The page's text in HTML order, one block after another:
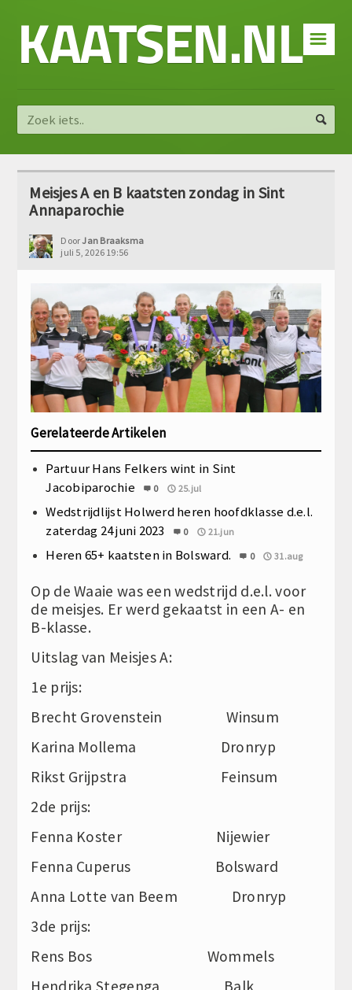
☰
KAATSEN.NL
Meisjes A en B kaatsten zondag in Sint
Annaparochie
DoorJan Braaksma
juli 5, 2026 19:56
Gerelateerde Artikelen
Partuur Hans Felkers wint in Sint
Jacobiparochie
0 25.jul
Wedstrijdlijst Holwerd heren hoofdklasse d.e.l.
zaterdag 24 juni 2023
0 21.jun
Heren 65+ kaatsten in Bolsward. 0 31.aug
Op de Waaie was een wedstrijd d.e.l. voor
de meisjes. Er werd gekaatst in een A- en
B-klasse.
Uitslag van Meisjes A:
1e prijs:
Brecht Grovenstein Winsum
Karina Mollema Dronryp
Rikst Grijpstra Feinsum
2de prijs:
Fenna Koster Nijewier
Fenna Cuperus Bolsward
Anna Lotte van Beem Dronryp
3de prijs:
Rens Bos Wommels
Hendrika Stegenga Balk